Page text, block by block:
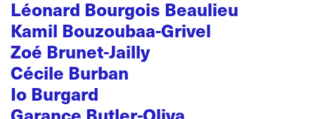
Léonard Bourgois Beaulieu
Kamil Bouzoubaa-Grivel
Zoé Brunet-Jailly
Cécile Burban
Io Burgard